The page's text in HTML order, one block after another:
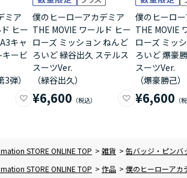
ミア
ヒー
キャ
ービ
弾）
僕のヒーローアカデミア
THE MOVIE ワールド ヒー
ローズ ミッション ねんど
ろいど 緑谷出久 ステルス
スーツVer.
（緑谷出久）
¥6,600
僕のヒーロ
THE MOVIE
ローズ ミッ
ろいど 爆豪
スーツVer.
（爆豪勝己）
¥6,600
STORE ONLINE TOP > 雑貨 > 缶バッジ・ピンバ
STORE ONLINE TOP > 作品 > 僕のヒーローアカ